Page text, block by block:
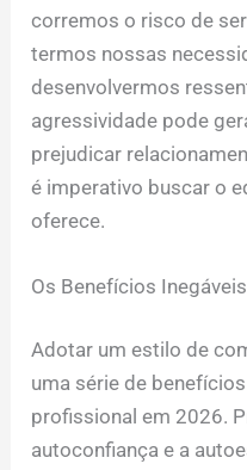
corremos o risco de
termos nossas
desenvolvermos
agressividade pode
prejudicar
é imperativo buscar o
oferece.
Os Benefícios
Adotar um estilo de
uma série de
profissional em 2026.
autoconfiança e a